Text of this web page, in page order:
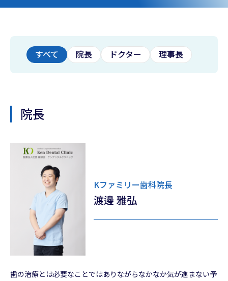
すべて 院長 ドクター 理事長
院長
Kファミリー歯科院長
渡邊 雅弘
歯の治療とは必要なことではありながらなかなか気が進まない予